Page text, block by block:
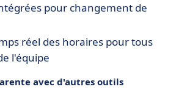
pour changement de
réel des horaires pour tous
l'équipe
avec d'autres outils